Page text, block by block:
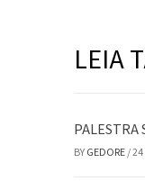
LEIA
PALESTRA
BYGEDORE/